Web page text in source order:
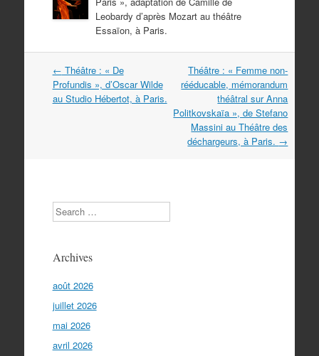
Leobardy d’après Mozart au théâtre
Essaïon, à Paris.
Navigation
dans
les
← Théâtre : « De
Profundis », d’Oscar Wilde
au Studio Hébertot, à Paris.
Théâtre : « Femme non-
rééducable, mémorandum
théâtral sur Anna
Politkovskaïa », de Stefano
Massini au Théâtre des
déchargeurs, à Paris. →
Search
Archives
août 2026
juillet 2026
mai 2026
avril 2026